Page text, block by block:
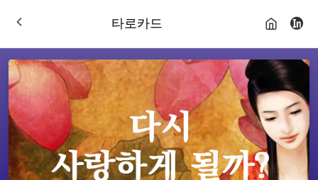
타로카드